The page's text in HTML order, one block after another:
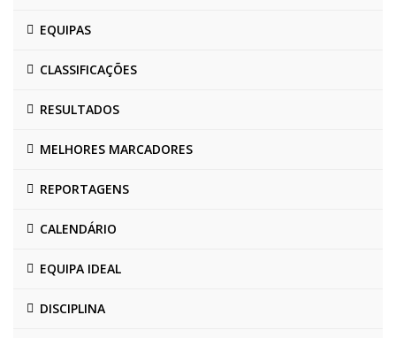
EQUIPAS
CLASSIFICAÇÕES
RESULTADOS
MELHORES MARCADORES
REPORTAGENS
CALENDÁRIO
EQUIPA IDEAL
DISCIPLINA